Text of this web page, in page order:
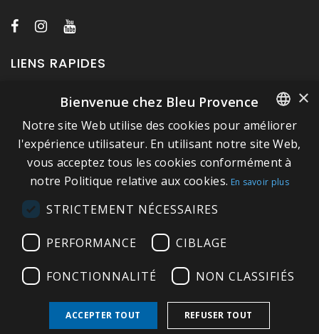
LIENS RAPIDES
A propos de Bleu Provence
Mentions légales
Conditions de vente
Nous contacter
Visitez notre Showroom
FRENCH
ITALIAN
GERMAN
×
Bienvenue chez Bleu Provence
Notre site Web utilise des cookies pour améliorer
l'expérience utilisateur. En utilisant notre site Web,
vous acceptez tous les cookies conformément à
notre Politique relative aux cookies. En savoir plus
STRICTEMENT NÉCESSAIRES
PERFORMANCE CIBLAGE
FONCTIONNALITÉ NON CLASSIFIÉS
ACCEPTER TOUT REFUSER TOUT